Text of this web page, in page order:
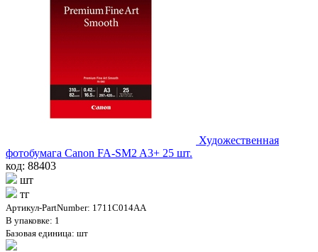
Художественная
фотобумага Canon FA-SM2 A3+ 25 шт.
код: 88403
шт
тг
Артикул-PartNumber: 1711C014AA
В упаковке: 1
Базовая единица: шт